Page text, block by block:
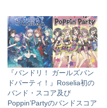
『バンドリ！ ガールズバン
ドパーティ！』Roselia初の
バンド・スコア及び
Poppin’Partyのバンドスコア